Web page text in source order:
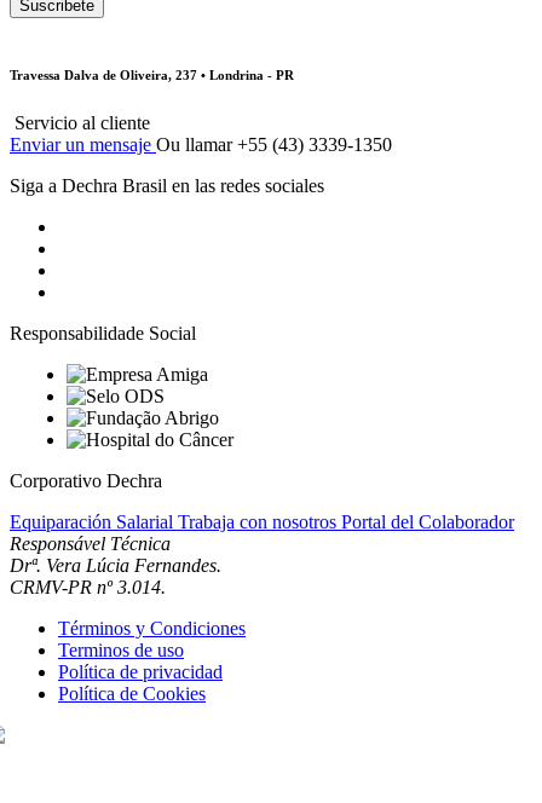
Travessa Dalva de Oliveira, 237 • Londrina - PR
Servicio al cliente
Enviar un mensaje Ou llamar +55 (43) 3339-1350
Siga a Dechra Brasil en las redes sociales
Responsabilidade Social
Corporativo Dechra
Equiparación Salarial Trabaja con nosotros Portal del Colaborador
Responsável Técnica
Drª. Vera Lúcia Fernandes.
CRMV-PR nº 3.014.
Términos y Condiciones
Terminos de uso
Política de privacidad
Política de Cookies